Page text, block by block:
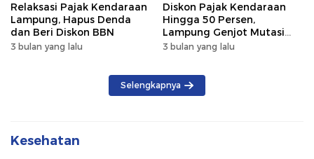
Relaksasi Pajak Kendaraan
Lampung, Hapus Denda
dan Beri Diskon BBN
3 bulan yang lalu
Diskon Pajak Kendaraan
Hingga 50 Persen,
Lampung Genjot Mutasi
Kendaraan Luar Daerah
3 bulan yang lalu
Selengkapnya
Kesehatan